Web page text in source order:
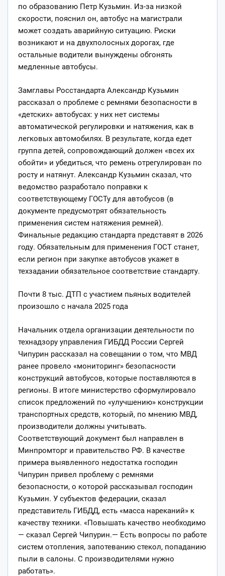
по образованию Петр Кузьмин. Из-за низкой
скорости, пояснил он, автобус на магистрали
может создать аварийную ситуацию. Риски
возникают и на двухполосных дорогах, где
остальные водители вынуждены обгонять
медленные автобусы.
Замглавы Росстандарта Александр Кузьмин
рассказал о проблеме с ремнями безопасности в
«детских» автобусах: у них нет системы
автоматической регулировки и натяжения, как в
легковых автомобилях. В результате, когда едет
группа детей, сопровождающий должен «всех их
обойти» и убедиться, что ремень отрегулирован по
росту и натянут. Александр Кузьмин сказал, что
ведомство разработало поправки к
соответствующему ГОСТу для автобусов (в
документе предусмотрят обязательность
применения систем натяжения ремней).
Финальные редакцию стандарта представят в 2026
году. Обязательным для применения ГОСТ станет,
если регион при закупке автобусов укажет в
техзадании обязательное соответствие стандарту.
Почти 8 тыс. ДТП с участием пьяных водителей
произошло с начала 2025 года
Начальник отдела организации деятельности по
технадзору управления ГИБДД России Сергей
Чипурин рассказал на совещании о том, что МВД
ранее провело «мониторинг» безопасности
конструкций автобусов, которые поставляются в
регионы. В итоге министерство сформулировало
список предложений по «улучшению» конструкции
транспортных средств, который, по мнению МВД,
производители должны учитывать.
Соответствующий документ был направлен в
Минпромторг и правительство РФ. В качестве
примера выявленного недостатка господин
Чипурин привел проблему с ремнями
безопасности, о которой рассказывал господин
Кузьмин. У субъектов федерации, сказал
представитель ГИБДД, есть «масса нареканий» к
качеству техники. «Повышать качество необходимо
— сказал Сергей Чипурин.— Есть вопросы по работе
систем отопления, запотеванию стекол, попаданию
пыли в салоны. С производителями нужно
работать».